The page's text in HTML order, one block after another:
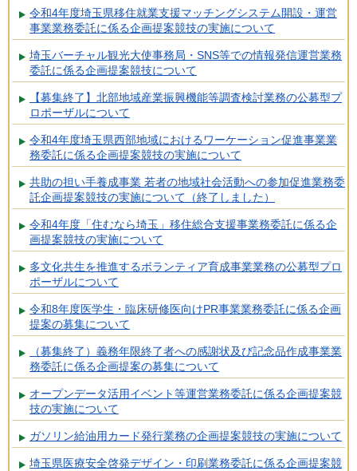
令和4年度埼玉県移住就業支援マッチングシステム開設・運営
事業業務委託に係る企画提案競技の実施について
埼玉バーチャル観光大使事務局・SNS等での情報発信運営業務
委託に係る企画提案競技について
【募集終了】北部地域産業振興機能等調査検討業務の公募型プ
ロポーザルについて
令和4年度埼玉県西部地域におけるワーケーション促進事業業
務委託に係る企画提案競技の実施について
共助の担い手養成事業 若者の地域社会活動への参加促進業務委
託企画提案競技の実施について（終了しました）
令和4年度「住むなら埼玉」移住総合支援事業務委託に係る企
画提案競技の実施について
多文化共生を推進するボランティア育成事業業務の公募型プロ
ポーザルについて
令和8年度医学生・臨床研修医向けPR事業業務委託に係る企画
提案の募集について
（募集終了）義務年限終了者への感謝状及び記念品作成事業業
務委託に係る企画提案の募集について
オープンデータ活用イベント等運営業務委託に係る企画提案競
技の実施について
ガソリン給油用カード発行業務の企画提案競技の実施について
埼玉県医療安全啓発デザイン・印刷業務委託に係る企画提案競